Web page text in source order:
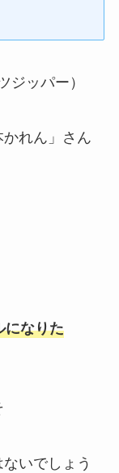
ジッパー）
れん」さん
になりた
いでしょう